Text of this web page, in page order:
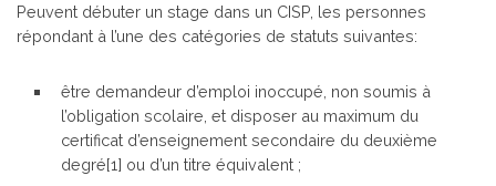
Peuvent débuter un stage dans un CISP, les personnes
répondant à l’une des catégories de statuts suivantes:
être demandeur d’emploi inoccupé, non soumis à
l’obligation scolaire, et disposer au maximum du
certificat d’enseignement secondaire du deuxième
degré[1] ou d’un titre équivalent ;